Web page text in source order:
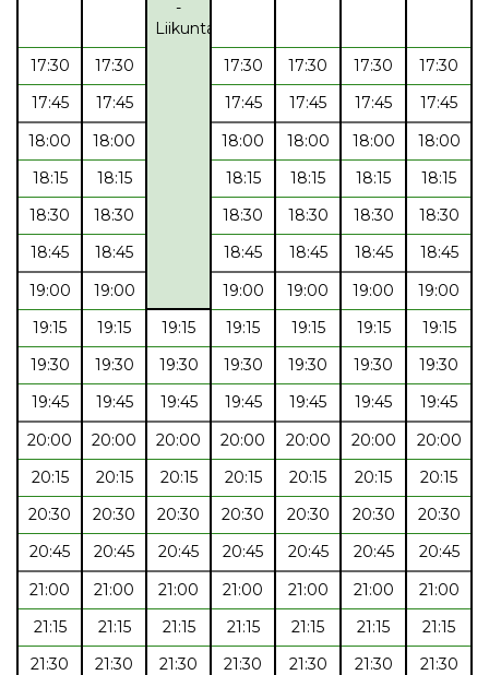
-
Liikuntaryhmä
17:30 17:30 17:30 17:30 17:30
17:30
17:45
17:45 17:45 17:45 17:45
17:45
18:00
18:00 18:00 18:00 18:00
18:00
18:15
18:15 18:15 18:15 18:15
18:15
18:30
18:30 18:30 18:30 18:30
18:30
18:45
18:45 18:45 18:45 18:45
18:45
19:00
19:00 19:00 19:00 19:00
19:00
19:15
19:15 19:15 19:15 19:15 19:15
19:15
19:30
19:30 19:30 19:30 19:30 19:30
19:30
19:45
19:45 19:45 19:45 19:45 19:45
19:45
20:00
20:00 20:00 20:00 20:00 20:00
20:00
20:15
20:15 20:15 20:15 20:15 20:15
20:15
20:30
20:30 20:30 20:30 20:30 20:30
20:30
20:45
20:45 20:45 20:45 20:45 20:45
20:45
21:00
21:00 21:00 21:00 21:00 21:00
21:00
21:15
21:15 21:15 21:15 21:15 21:15
21:15
21:30
21:30 21:30 21:30 21:30 21:30
21:30